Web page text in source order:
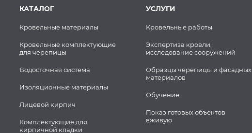
КАТАЛОГ
Кровельные материалы
Кровельные комплектующие
для черепицы
Водосточная система
Изоляционные материалы
Лицевой кирпич
Комплектующие для
кирпичной кладки
УСЛУГИ
Кровельные работы
Экспертиза кровли,
исследование сооружений
Образцы черепицы и фасадных
материалов
Обучение
Показ готовых объектов
вживую